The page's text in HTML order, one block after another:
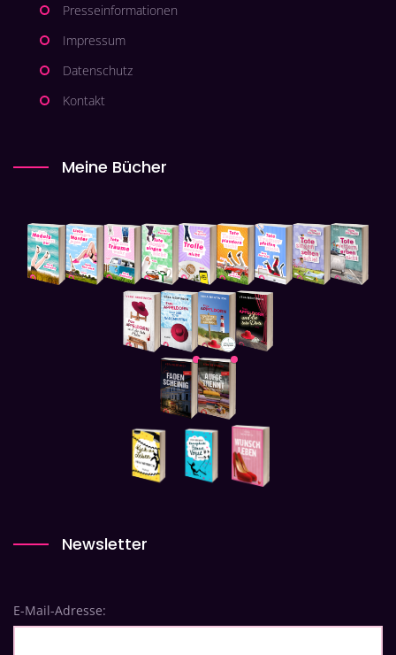
Presseinformationen
Impressum
Datenschutz
Kontakt
Meine Bücher
Newsletter
E-Mail-Adresse: